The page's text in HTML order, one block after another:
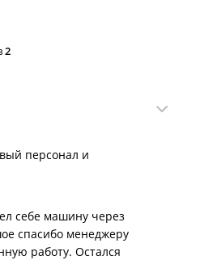
2
персонал и
себе машину через
спасибо менеджеру
работу. Остался